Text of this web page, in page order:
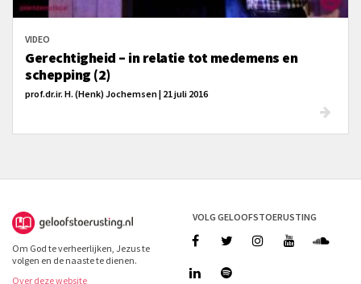
VIDEO
Gerechtigheid – in relatie tot medemens en
schepping (2)
prof.dr.ir. H. (Henk) Jochemsen | 21 juli 2016
Om God te verheerlijken, Jezus te
volgen en de naaste te dienen.
Over deze website
VOLG GELOOFSTOERUSTING